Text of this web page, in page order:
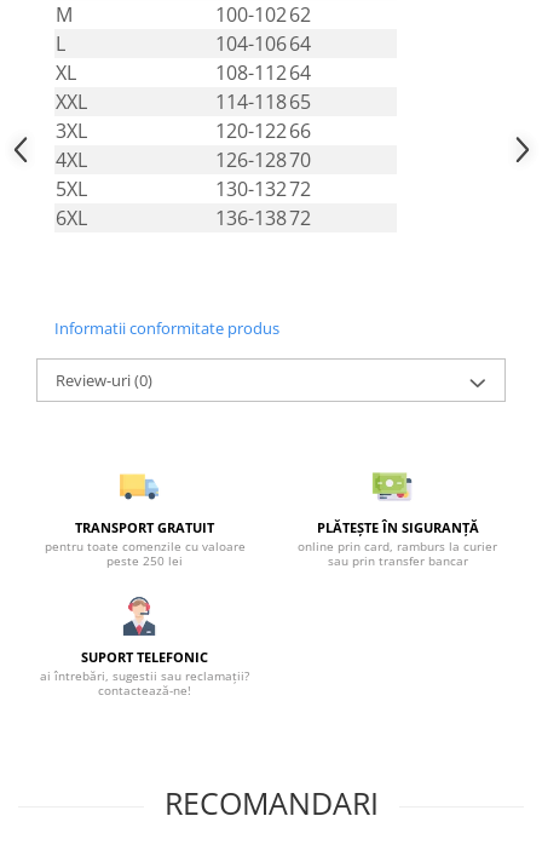
M
100-10262
L
104-10664
XL
108-11264
XXL
114-11865
3XL
120-12266
4XL
126-12870
5XL
130-13272
6XL
136-13872
Informatii conformitate produs
Review-uri(0)
TRANSPORT GRATUIT
pentru toate comenzile cu valoare
peste 250 lei
PLĂTEȘTE ÎN SIGURANȚĂ
online prin card, ramburs la curier
sau prin transfer bancar
SUPORT TELEFONIC
ai întrebări, sugestii sau reclamații?
contactează-ne!
RECOMANDARI